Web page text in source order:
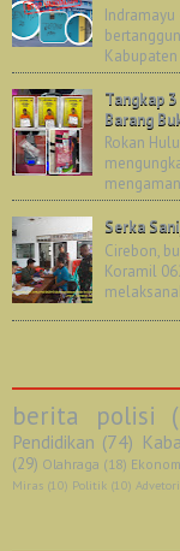
Tangkap
Barang
Rokan
Serka
Cirebon,
Koramil
berita polisi
Pendidikan (74)
(29) Olahraga (18)
Miras (10) Politik (10)